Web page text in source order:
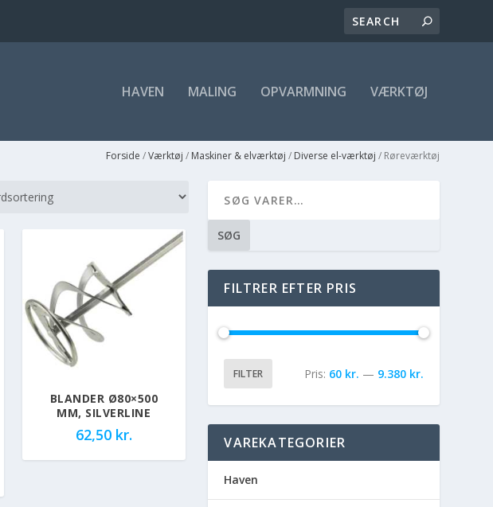
HAVEN MALING OPVARMNING VÆRKTØJ
Forside /Værktøj / Maskiner & elværktøj / Diverse el-værktøj / Røreværktøj
BLANDER Ø80×500
MM, SILVERLINE
62,50 kr.
SØG
FILTRER EFTER PRIS
FILTER Pris: 60 kr. — 9.380 kr.
VAREKATEGORIER
Haven